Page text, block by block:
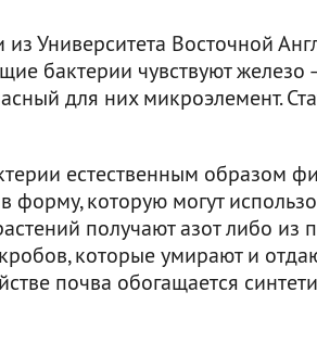
из Университета Восточной
бактерии чувствуют
для них микроэлемент.
естественным образом
форму, которую могут
получают азот либо из
которые умирают и
почва обогащается